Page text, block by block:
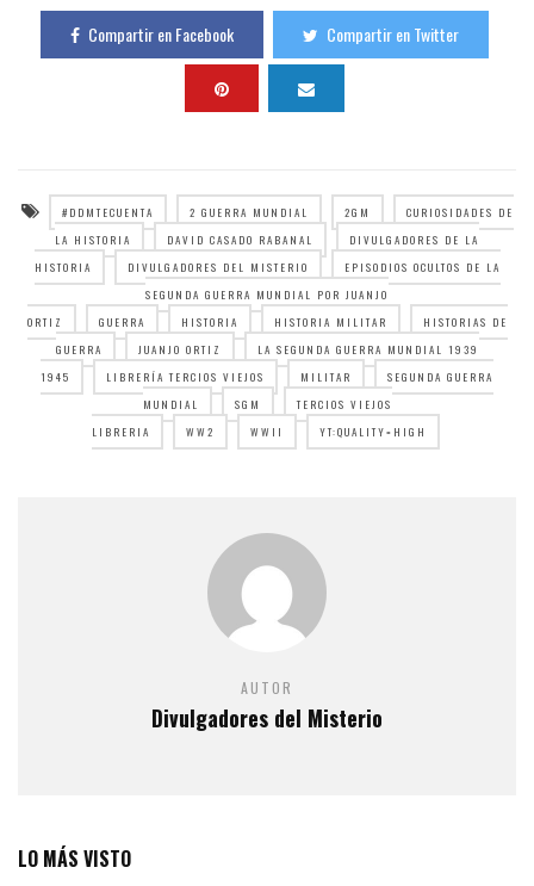
Compartir en Facebook Compartir en Twitter
#DDMTECUENTA 2 GUERRA MUNDIAL 2GM
CURIOSIDADES DE
LA HISTORIA
DAVID CASADO RABANAL
DIVULGADORES DE LA
HISTORIA
DIVULGADORES DEL MISTERIO
EPISODIOS OCULTOS DE LA
SEGUNDA GUERRA MUNDIAL POR JUANJO
ORTIZ
GUERRA HISTORIA HISTORIA MILITAR
HISTORIAS DE
GUERRA
JUANJO ORTIZ
LA SEGUNDA GUERRA MUNDIAL 1939
1945
LIBRERÍA TERCIOS VIEJOS MILITAR
SEGUNDA GUERRA
MUNDIAL
SGM
TERCIOS VIEJOS
LIBRERIA
WW2 WWII YT:QUALITY=HIGH
AUTOR
Divulgadores del Misterio
LO MÁS VISTO